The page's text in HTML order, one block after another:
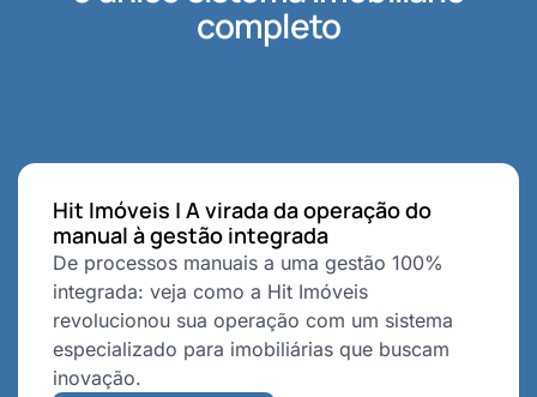
completo
Hit Imóveis | A virada da operação do
manual à gestão integrada
De processos manuais a uma gestão 100%
integrada: veja como a Hit Imóveis
revolucionou sua operação com um sistema
especializado para imobiliárias que buscam
inovação.